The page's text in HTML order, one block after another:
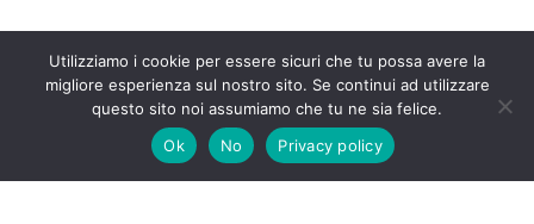
Sil Dan Moda 100% Italiana C.F. SLSSLV69C16L219F
INTERNET&Co. Web Agency
Utilizziamo i cookie per essere sicuri che tu possa avere la
migliore esperienza sul nostro sito. Se continui ad utilizzare
questo sito noi assumiamo che tu ne sia felice.
Ok
No Privacy policy